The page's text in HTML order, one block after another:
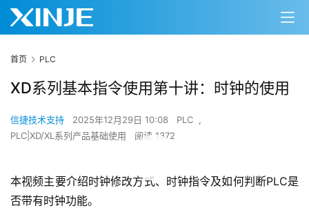
首页 PLC
XD系列基本指令使用第十讲：时钟的使用
信捷技术支持 2025年12月29日 10:08 PLC ,
PLC|XD/XL系列产品基础使用
阅读 1372
本视频主要介绍时钟修改方式、时钟指令及如何判断PLC是
否带有时钟功能。